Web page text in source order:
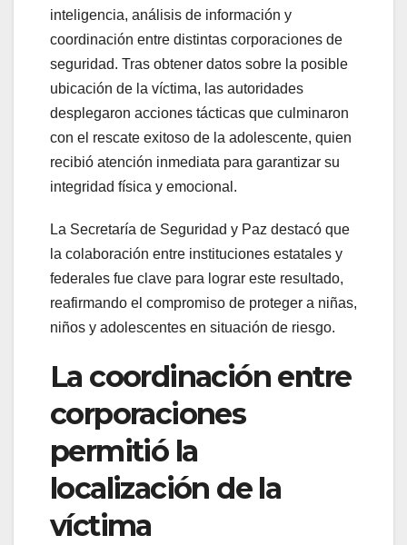
inteligencia, análisis de información y
coordinación entre distintas corporaciones de
seguridad. Tras obtener datos sobre la posible
ubicación de la víctima, las autoridades
desplegaron acciones tácticas que culminaron
con el rescate exitoso de la adolescente, quien
recibió atención inmediata para garantizar su
integridad física y emocional.
La Secretaría de Seguridad y Paz destacó que
la colaboración entre instituciones estatales y
federales fue clave para lograr este resultado,
reafirmando el compromiso de proteger a niñas,
niños y adolescentes en situación de riesgo.
La coordinación entre
corporaciones
permitió la
localización de la
víctima